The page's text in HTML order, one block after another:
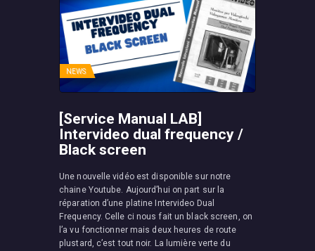
NEWS
[Service Manual LAB]
Intervideo dual frequency /
Black screen
Une nouvelle vidéo est disponible sur notre
chaine Youtube. Aujourd’hui on part sur la
réparation d’une platine Intervideo Dual
Frequency. Celle ci nous fait un black screen, on
l’a vu fonctionner mais deux heures de route
plustard, c’est tout noir. La lumière verte du